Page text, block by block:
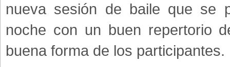
nueva sesión de baile que se
noche con un buen repertorio
buena forma de los